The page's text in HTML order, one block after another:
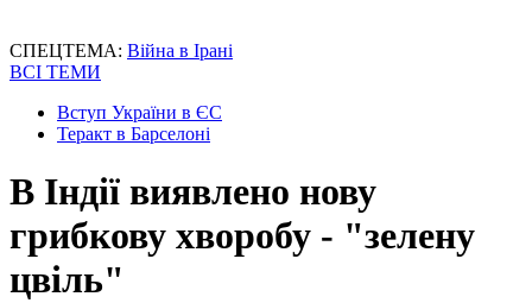
СПЕЦТЕМА: Війна в Ірані
ВСІ ТЕМИ
Вступ України в ЄС
Теракт в Барселоні
В Індії виявлено нову
грибкову хворобу - "зелену
цвіль"